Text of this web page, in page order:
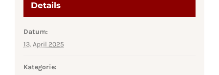
Details
Datum:
13. April 2025
Kategorie: